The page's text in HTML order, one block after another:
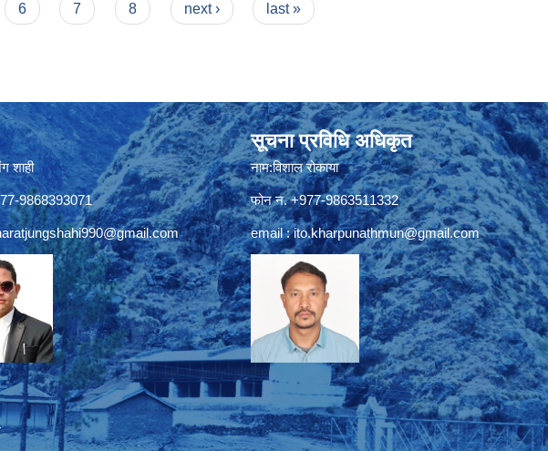
6 7 8 next › last »
शाही
9868393071
सूचना प्रविधि अधिकृत
नाम:विशाल रोकाया
फोन न. +977-9863511332
email :ito.kharpunathmun@gmail.com